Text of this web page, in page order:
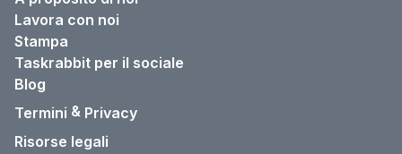
Lavora con noi
Stampa
Taskrabbit per il sociale
Blog
Termini & Privacy
Risorse legali